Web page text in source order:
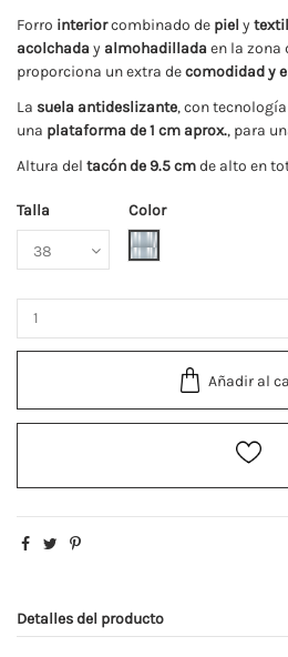
Forro interiorcombinado de piel y textil
acolchada y almohadillada en la zona
proporciona un extra decomodidad y
La suela antideslizante, con tecnología
una plataforma de 1 cm aprox., para
Altura del tacón de 9.5 cmde alto en
Talla
Color
Plata
Añadir al
Detalles del producto